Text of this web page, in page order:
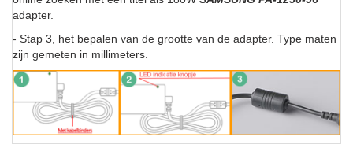
adapter.
- Stap 3, het bepalen van de grootte van de adapter. Type maten
zijn gemeten in millimeters.